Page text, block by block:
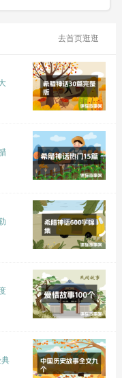
，不知是因为
气地接待了她，
后，丝各蒂最后
了，但条件是要
另外，亚萨神也
来选择，而身体
去首页逛逛